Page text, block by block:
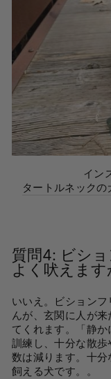
イン
タートルネック
質問4: ビシ
よく吠えます
いいえ。ビション
んが、玄関に人が
てくれます。「静
訓練し、十分な散
数は減ります。十
飼える犬です。 。